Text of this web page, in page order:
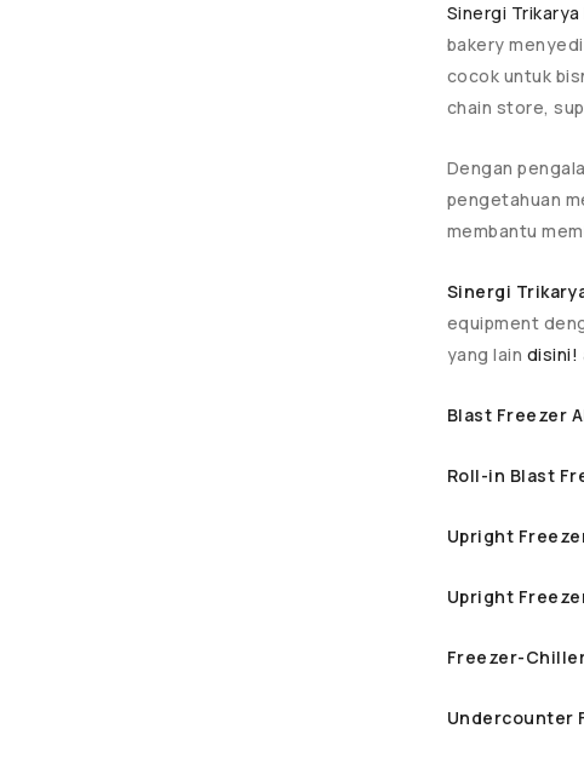
Sinergi Trikarya
bakery
cocok untuk
chain store,
Dengan
pengetahuan
membantu
Sinergi
equipment
yang lain disini!
Blast Freezer
Roll-in Blast
Upright
Upright
Freezer-
Undercounter